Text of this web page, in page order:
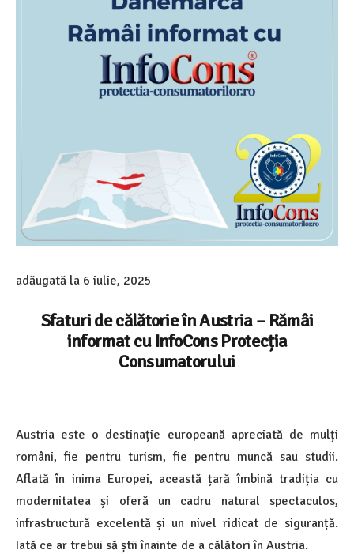
adăugată la 6 iulie, 2025
Sfaturi de călătorie în Austria – Rămâi
informat cu InfoCons Protecția
Consumatorului
Austria este o destinație europeană apreciată de mulți
români, fie pentru turism, fie pentru muncă sau studii.
Aflată în inima Europei, această țară îmbină tradiția cu
modernitatea și oferă un cadru natural spectaculos,
infrastructură excelentă și un nivel ridicat de siguranță.
Iată ce ar trebui să știi înainte de a călători în Austria.